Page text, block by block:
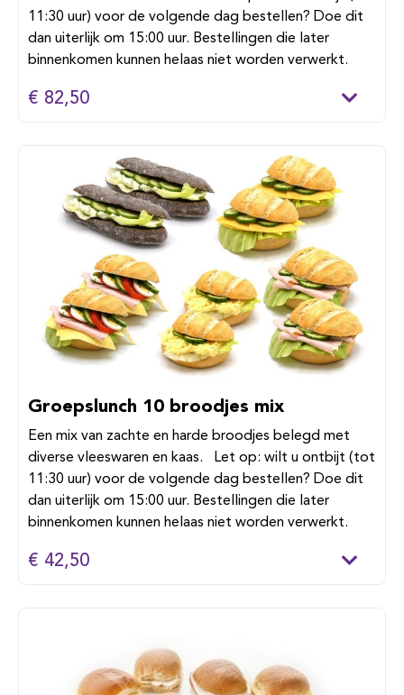
11:30 uur) voor de volgende dag bestellen? Doe dit
dan uiterlijk om 15:00 uur. Bestellingen die later
binnenkomen kunnen helaas niet worden verwerkt.
€ 82,50
Groepslunch 10 broodjes mix
Een mix van zachte en harde broodjes belegd met
diverse vleeswaren en kaas. Let op: wilt u ontbijt (tot
11:30 uur) voor de volgende dag bestellen? Doe dit
dan uiterlijk om 15:00 uur. Bestellingen die later
binnenkomen kunnen helaas niet worden verwerkt.
€ 42,50